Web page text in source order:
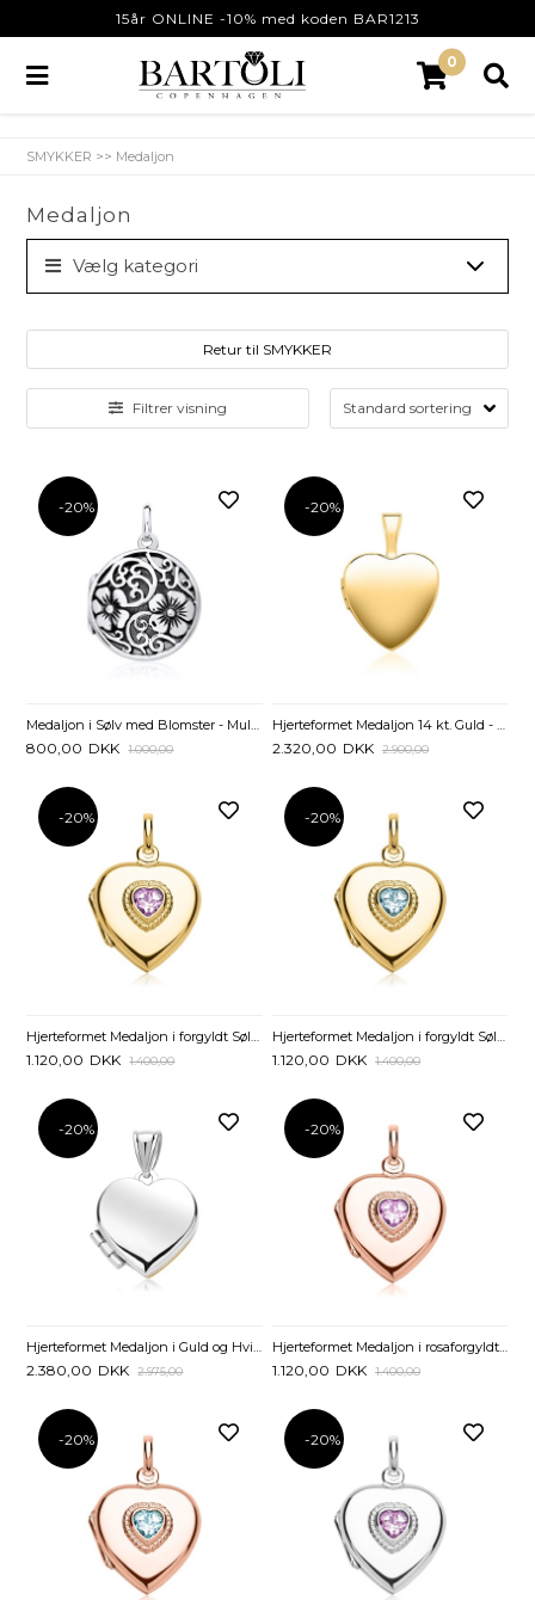
15år ONLINE -10% med koden BAR1213
0
SMYKKER >> Medaljon
Medaljon
Vælg kategori
Filtrer visning
Retur til SMYKKER
-20%
Medaljon i Sølv med Blomster - Mulighed for gravering
800,00 DKK 1.000,00
-20%
Hjerteformet Medaljon 14 kt. Guld - Mulighed for gravering
2.320,00 DKK 2.900,00
-20%
1.120,00 DKK 1.400,00
-20%
1.120,00 DKK 1.400,00
-20%
Hjerteformet Medaljon i Guld og Hvidguld - Mulighed for gravering
2.380,00 DKK 2.975,00
-20%
Hjerteformet Medaljon i rosaforgyldt Sølv med Ametyst - Mulighed for gravering
1.120,00 DKK 1.400,00
-20% -20%